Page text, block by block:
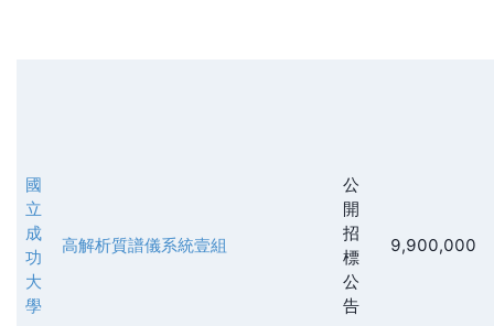
國
立
成
功
大
學
高解析質譜儀系統壹組
公
開
招
標
公
告
9,900,000